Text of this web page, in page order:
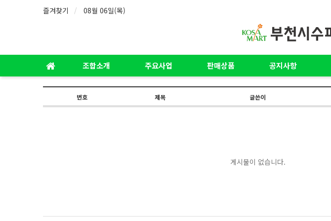
즐겨찾기 08월 06일(목)
조합소개 주요사업 판매상품 공지사항
번호 제목 글쓴이
게시물이 없습니다.